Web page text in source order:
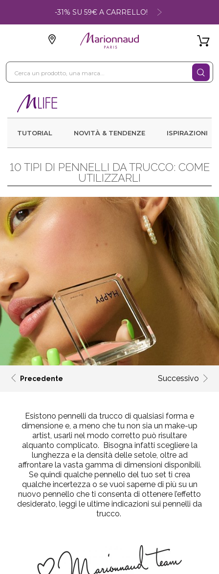
-31% SU 59€ A CARRELLO!
TUTORIAL NOVITÀ & TENDENZE ISPIRAZIONI
10 TIPI DI PENNELLI DA TRUCCO: COME
UTILIZZARLI
Precedente Successivo
Esistono pennelli da trucco di qualsiasi forma e
dimensione e, a meno che tu non sia un make-up
artist, usarli nel modo corretto può risultare
alquanto complicato. Bisogna infatti scegliere la
lunghezza e la densità delle setole, oltre ad
affrontare la vasta gamma di dimensioni disponibili.
Se quindi qualche pennello del tuo set ti crea
qualche incertezza o se vuoi saperne di più su un
nuovo pennello che ti consenta di ottenere l’effetto
desiderato, leggi le ultime indicazioni sui pennelli da
trucco.